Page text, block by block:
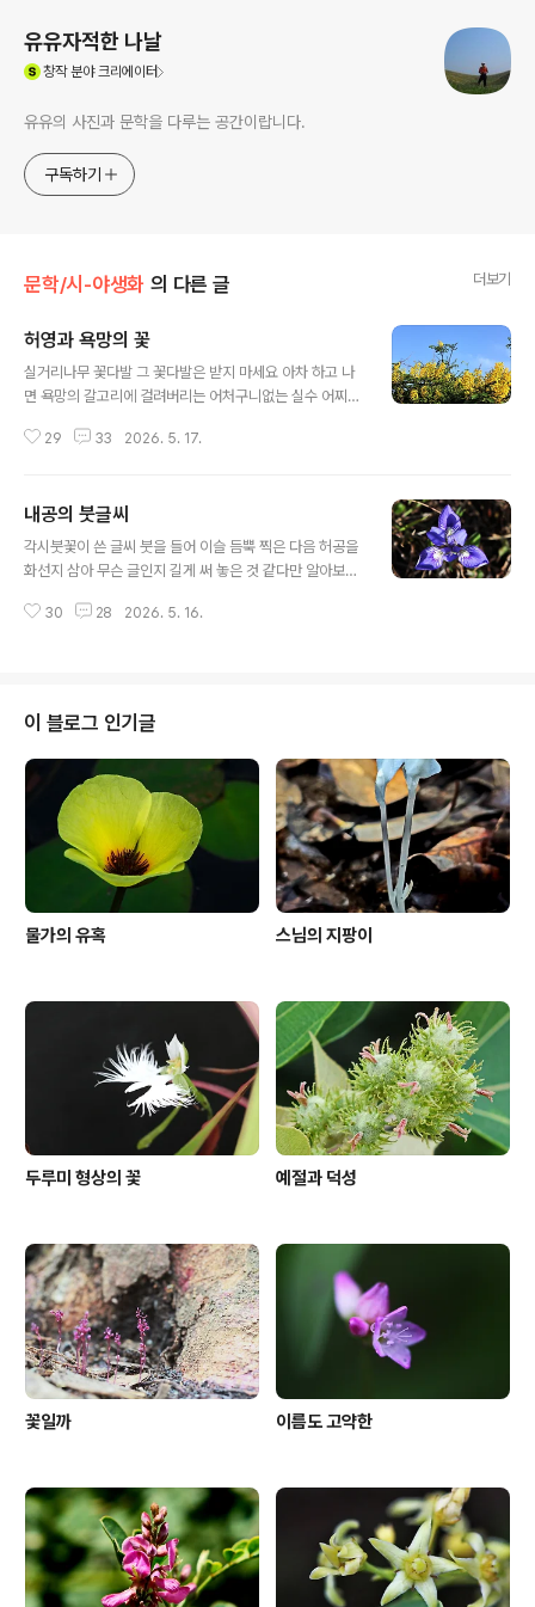
유유자적한 나날
창작분야 크리에이터
유유의 사진과 문학을 다루는 공간이랍니다.
구독하기
문학/시-야생화 의 다른 글 더보기
허영과 욕망의 꽃
실거리나무 꽃다발 그 꽃다발은 받지 마세요 아차 하고 나
면 욕망의 갈고리에 걸려버리는 어처구니없는 실수 어찌해
백번도 넘게 맹세했건만현란한 황금의 빛깔머리를 어지럽
기만을무심코 되새기며 눈물짓는또 다른 잔인한 꽃. 실거
리나무; 주로 남부지방의 해안가나 낮은 숲에서 자라는 덩
굴성 낙엽관목이다. 띠거리나무 또는 살거리나무라는 말도
여 雲實이라고 쓴다. 가시가 낚싯바늘처럼 안으로 오그라
29 33 2026. 5. 17.
내공의 붓글씨
각시붓꽃이 쓴 글씨 붓을 들어 이슬 듬뿍 찍은 다음 허공을
화선지 삼아 무슨 글인지 길게 써 놓은 것 같다만 알아보긴
빛 멍이 들며묘한 글씨체 터득하여보이지 않는 글을 저리
이 잘 비치는 곳에서 군데군데 모여난다. 붓을 닮은 꽃봉오
리가 맺혔다가 4~5월에 4cm 정도의 꽃이 피는데 봄이 다
가기 전에 꽃과 잎이 땅에서 사라져 버리는 “하고 현상”이
강한 식물이다. 삼국시대를 배경으로 전설이 전해지는바
황산벌 전투에서 신라의 사기를 북돋아 주기 위해 용감하..
30 28 2026. 5. 16.
이 블로그 인기글
물가의 유혹 스님의 지팡이
두루미 형상의 꽃 예절과 덕성
꽃일까 이름도 고약한